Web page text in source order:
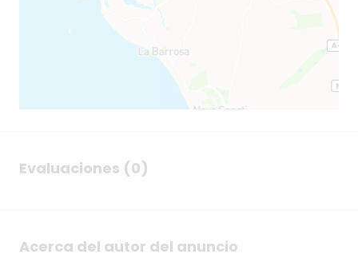
Evaluaciones (0)
Acerca del autor del anuncio